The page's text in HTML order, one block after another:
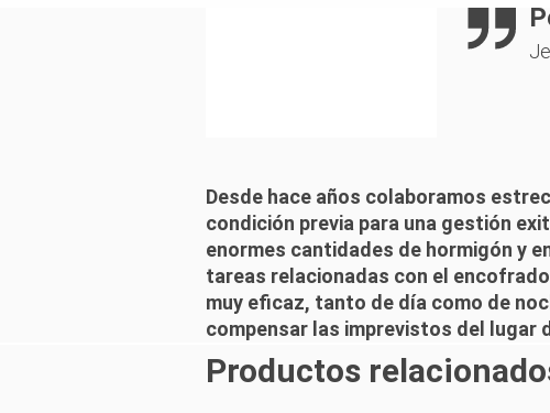
Desde hace años colaboramos
condición previa para una gestión
enormes cantidades de hormigón y
tareas relacionadas con el
muy eficaz, tanto de día como de
compensar las imprevistos del lugar
Productos